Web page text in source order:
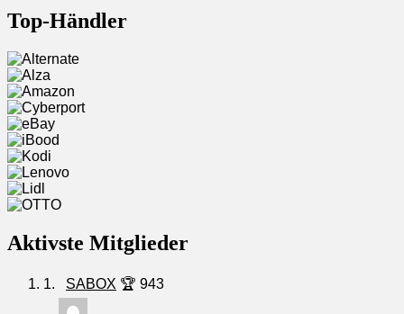
Top-Händler
Aktivste Mitglieder
1. SABOX 🏆 943